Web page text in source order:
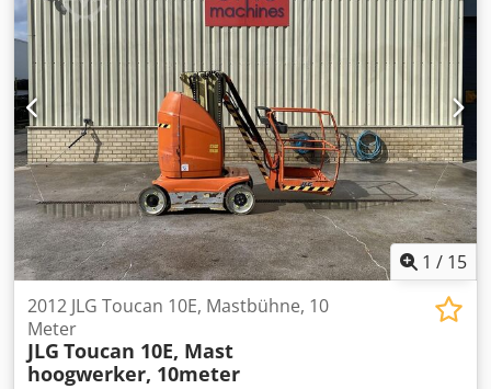
persönlichen Beratungsgespräch.
Typ: Bandagen Bereifung vorne Grösse: 16-5-11 1-4
Bereifung vorne Zustand: 80 - 100% Bereifung hinten Typ:
Bandagen Bereifung hinten Grösse: 16-5-11 1-4 Bereifung
hinten Zustand: 80 - 100% Batterie Volt: 24V
Crsdpfszdwbkox Airef Batterie Ah: 250Ah Batterie Baujahr:
2016 Batterie Zustand: 60 - 80%
1 / 15
2012 JLG Toucan 10E, Mastbühne, 10
Meter
JLG Toucan 10E, Mast
hoogwerker, 10meter